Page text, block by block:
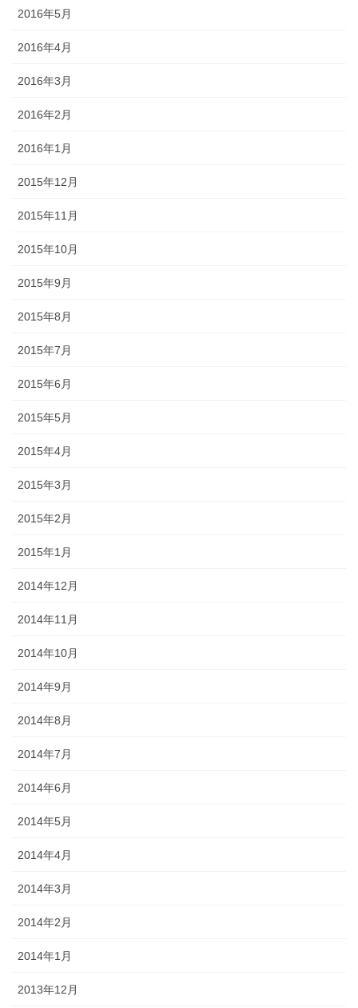
2016年5月
2016年4月
2016年3月
2016年2月
2016年1月
2015年12月
2015年11月
2015年10月
2015年9月
2015年8月
2015年7月
2015年6月
2015年5月
2015年4月
2015年3月
2015年2月
2015年1月
2014年12月
2014年11月
2014年10月
2014年9月
2014年8月
2014年7月
2014年6月
2014年5月
2014年4月
2014年3月
2014年2月
2014年1月
2013年12月